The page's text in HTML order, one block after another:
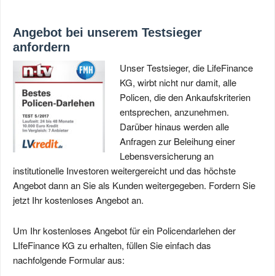
Angebot bei unserem Testsieger
anfordern
Unser Testsieger, die LifeFinance
KG, wirbt nicht nur damit, alle
Policen, die den Ankaufskriterien
entsprechen, anzunehmen.
Darüber hinaus werden alle
Anfragen zur Beleihung einer
Lebensversicherung an
institutionelle Investoren weitergereicht und das höchste
Angebot dann an Sie als Kunden weitergegeben. Fordern Sie
jetzt Ihr kostenloses Angebot an.
Um Ihr kostenloses Angebot für ein Policendarlehen der
LIfeFinance KG zu erhalten, füllen Sie einfach das
nachfolgende Formular aus: